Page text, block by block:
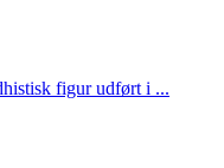
figur udført i ...